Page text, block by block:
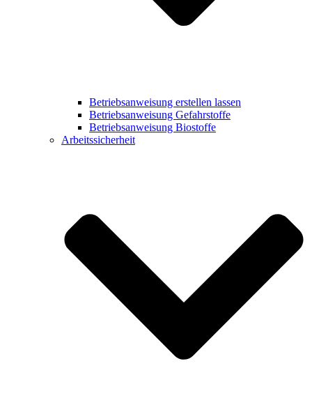
Betriebsanweisung erstellen lassen
Betriebsanweisung Gefahrstoffe
Betriebsanweisung Biostoffe
Arbeitssicherheit